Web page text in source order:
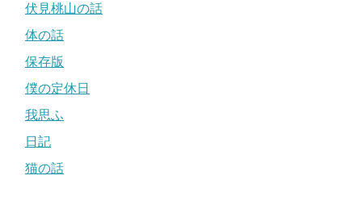
伏見桃山の話
体の話
保存版
僕の定休日
我思ふ
日記
猫の話